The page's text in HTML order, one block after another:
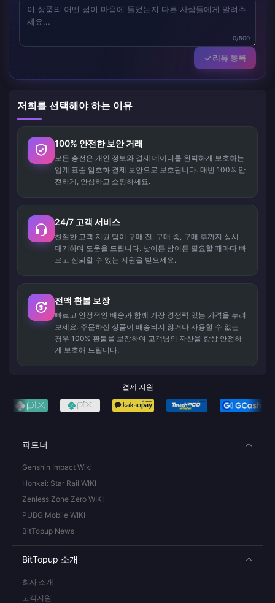
0/500
리뷰 등록
저희를 선택해야 하는 이유
100% 안전한 보안 거래
모든 충전은 개인 정보와 결제 데이터를 완벽하게 보호하는
업계 표준 암호화 결제 보안으로 보호됩니다. 매번 100% 안
전하게, 안심하고 쇼핑하세요.
24/7 고객 서비스
친절한 고객 지원 팀이 구매 전, 구매 중, 구매 후까지 상시
대기하며 도움을 드립니다. 낮이든 밤이든 필요할 때마다 빠
르고 신뢰할 수 있는 지원을 받으세요.
전액 환불 보장
빠르고 안정적인 배송과 함께 가장 경쟁력 있는 가격을 누려
보세요. 주문하신 상품이 배송되지 않거나 사용할 수 없는
경우 100% 환불을 보장하여 고객님의 자산을 항상 안전하
게 보호해 드립니다.
결제 지원
파트너
Genshin Impact Wiki
Honkai: Star Rail WIKI
Zenless Zone Zero WIKI
PUBG Mobile WIKI
BitTopup News
BitTopup 소개
회사 소개
고객지원